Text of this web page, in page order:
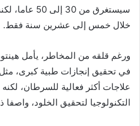
سيستغرق من
خلال خمس إلى عشرين سنة فقط.
ورغم قلقه من المخاطر، يأمل
في تحقيق إنجازات طبية كبرى،
علاجات أكثر فعالية للسرطان،
التكنولوجيا لتحقيق الخلود، واصفا